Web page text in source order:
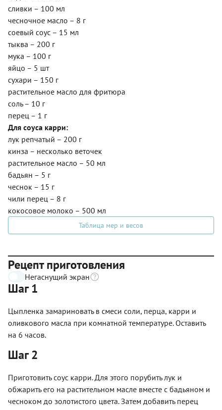
сливки – 100 мл
чесночное масло – 8 г
соевый соус – 15 мл
тыква – 200 г
мука – 100 г
яйцо – 5 шт
сухари – 150 г
растительное масло для фритюра
соль – 10 г
перец – 1 г
Для соуса карри:
лук репчатый – 200 г
кинза – несколько веточек
растительное масло – 50 мл
бадьян – 5 г
чеснок – 15 г
чили перец – 8 г
кокосовое молоко – 500 мл
Таблица мер и весов
Рецепт приготовления
Негаснущий экран
Шаг 1
Цыпленка замариновать в смеси соли, перца, карри и
оливкового масла при комнатной температуре. Оставить
на 6 часов.
Шаг 2
Приготовить соус карри. Для этого порубить лук и
обжарить его на растительном масле вместе с бадьяном и
чесноком до золотистого цвета. Затем добавить перец